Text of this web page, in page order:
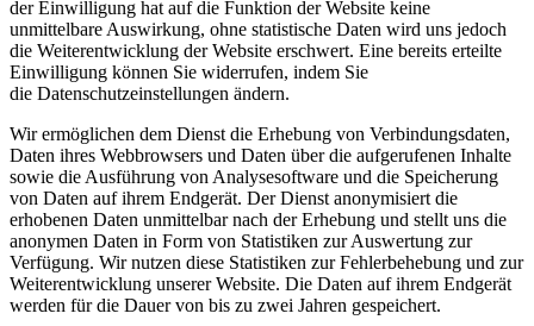
der Einwilligung hat auf die Funktion der Website keine
unmittelbare Auswirkung, ohne statistische Daten wird uns jedoch
die Weiterentwicklung der Website erschwert. Eine bereits erteilte
Einwilligung können Sie widerrufen, indem Sie
die Datenschutzeinstellungen ändern.
Wir ermöglichen dem Dienst die Erhebung von Verbindungsdaten,
Daten ihres Webbrowsers und Daten über die aufgerufenen Inhalte
sowie die Ausführung von Analysesoftware und die Speicherung
von Daten auf ihrem Endgerät. Der Dienst anonymisiert die
erhobenen Daten unmittelbar nach der Erhebung und stellt uns die
anonymen Daten in Form von Statistiken zur Auswertung zur
Verfügung. Wir nutzen diese Statistiken zur Fehlerbehebung und zur
Weiterentwicklung unserer Website. Die Daten auf ihrem Endgerät
werden für die Dauer von bis zu zwei Jahren gespeichert.